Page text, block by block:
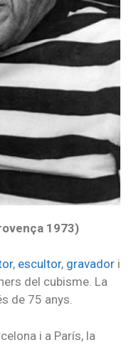
1973)
, escultor, gravador i
del cubisme. La
de 75 anys.
i a París, la